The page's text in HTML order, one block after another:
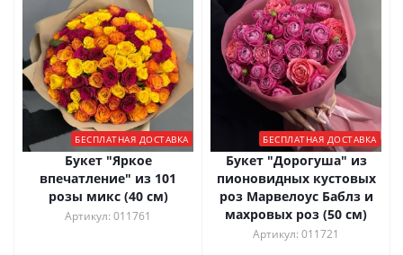
БЕСПЛАТНАЯ ДОСТАВКА
Букет "Яркое
впечатление" из 101
розы микс (40 см)
Артикул: 011761
БЕСПЛАТНАЯ ДОСТАВКА
Букет "Дорогуша" из
пионовидных кустовых
роз Марвелоус Баблз и
махровых роз (50 см)
Артикул: 011721